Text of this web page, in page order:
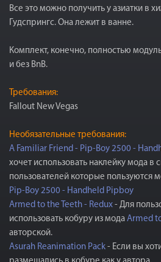
Все это можно получить у азиатки в
Гудспрингс. Она лежит в ванне.
Комплект, конечно, полностью
и без BnB.
Требования:
Fallout New Vegas
Необязательные требования:
A Familiar Friend - Pip-Boy 2500 -
хочет использовать наклейку мода в
пользователей которые пользуются
Pip-Boy 2500 - Handheld Pipboy
Armed to the Teeth - Redux - Для
использовать кобуру из мода Armed
авторской.
Asurah Reanimation Pack - Если вы